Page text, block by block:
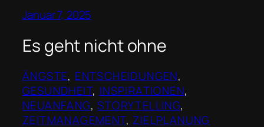
Januar 7, 2025
Es geht nicht ohne
ÄNGSTE, ENTSCHEIDUNGEN
GESUNDHEIT, INSPIRATIONEN
NEUANFANG, STORYTELLING
ZEITMANAGEMENT, ZIELPLANUNG